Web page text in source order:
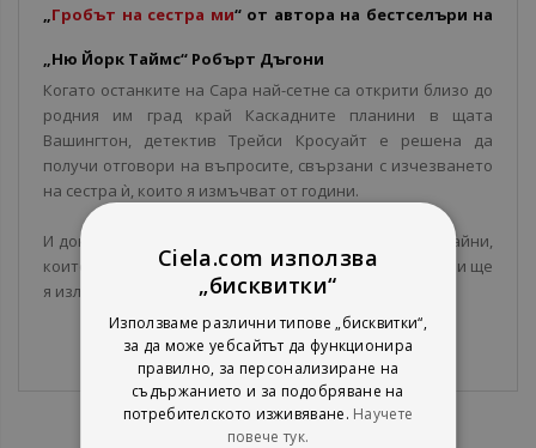
„Гробът на сестра ми“ от автора на бестселъри на
„Ню Йорк Таймс“ Робърт Дъгони
Когато останките на Сара най-сетне са открити близо до
родния им град край Каскадните планини в щата
Вашингтон, детектив Трейси Кросуайт е решена да
получи отговори на въпросите, свързани с изчезването
на сестра ѝ, които я измъчват от години.
И докато търси истинския убиец, разкрива тъмни тайни,
които ще променят завинаги връзката ѝ с миналото и ще
я изложат на смъртна опасност.
Ciela.com използва
„бисквитки“
Използваме различни типове „бисквитки“,
за да може уебсайтът да функционира
правилно, за персонализиране на
съдържанието и за подобряване на
потребителското изживяване. Научете
повече тук.